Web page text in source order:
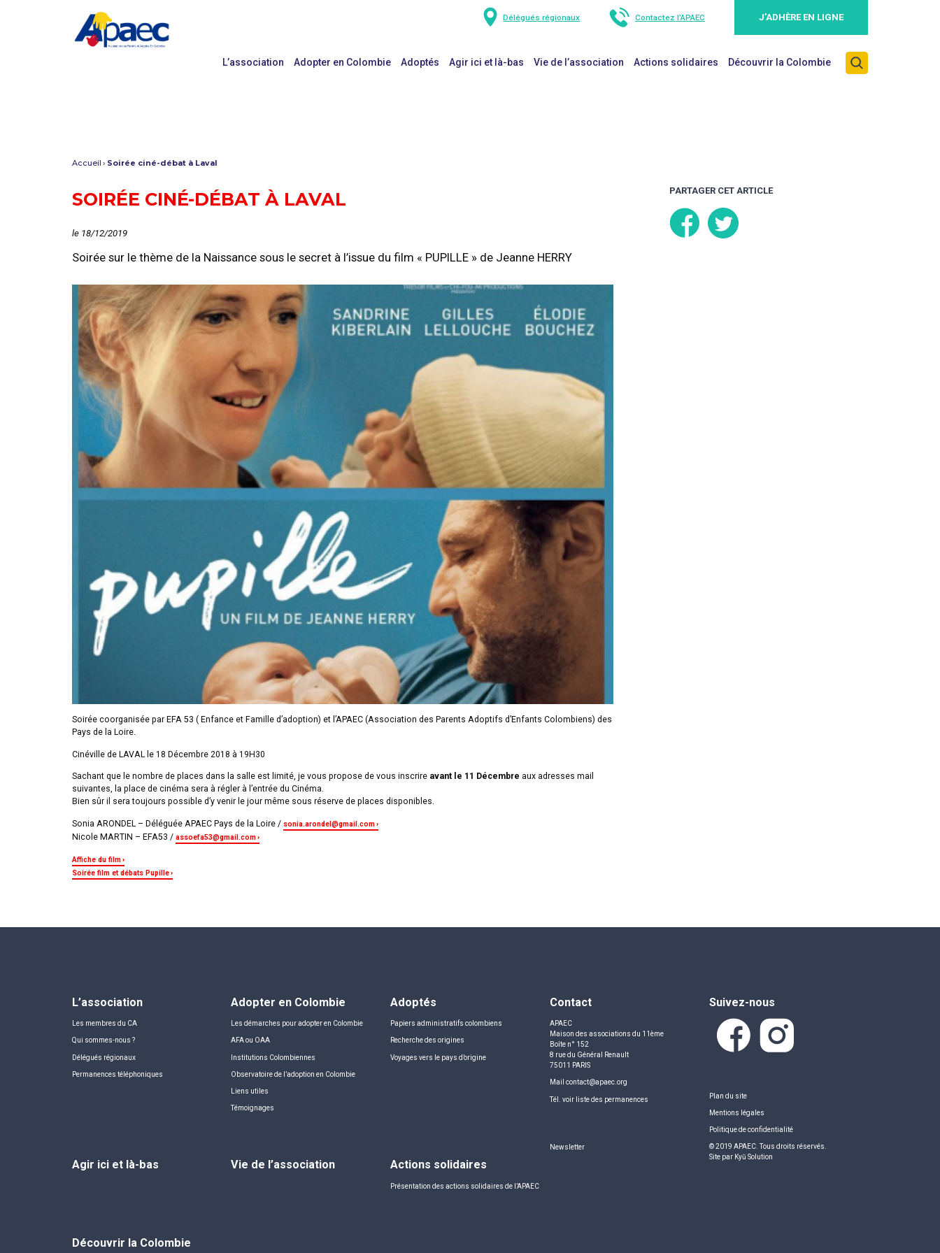
Délégués régionaux Contactez l’APAEC J’ADHÈRE EN LIGNE
L’association Adopter en Colombie Adoptés Agir ici et là-bas Vie de l’association Actions solidaires Découvrir la Colombie
Accueil Soirée ciné-débat à Laval
SOIRÉE CINÉ-DÉBAT À LAVAL
le 18/12/2019
Soirée sur le thème de la Naissance sous le secret à l’issue du film « PUPILLE » de Jeanne HERRY
Soirée coorganisée par EFA 53 ( Enfance et Famille d’adoption) et l’APAEC (Association des Parents Adoptifs d’Enfants Colombiens) des
Pays de la Loire.
Cinéville de LAVAL le 18 Décembre 2018 à 19H30
Sachant que le nombre de places dans la salle est limité, je vous propose de vous inscrireavant le 11 Décembre aux adresses mail
suivantes, la place de cinéma sera à régler à l’entrée du Cinéma.
Bien sûr il sera toujours possible d’y venir le jour même sous réserve de places disponibles.
Sonia ARONDEL – Déléguée APAEC Pays de la Loire / sonia.arondel@gmail.com
Nicole MARTIN – EFA53 / assoefa53@gmail.com
Affiche du film
Soirée film et débats Pupille
PARTAGER CET ARTICLE
L’association
Les membres du CA
Qui sommes-nous ?
Délégués régionaux
Permanences téléphoniques
Adopter en Colombie
Les démarches pour adopter en Colombie
AFA ou OAA
Institutions Colombiennes
Observatoire de l’adoption en Colombie
Liens utiles
Témoignages
Adoptés
Papiers administratifs colombiens
Recherche des origines
Voyages vers le pays d’origine
Agir ici et là-bas Vie de l’association Actions solidaires
Présentation des actions solidaires de l’APAEC
Découvrir la Colombie
Contact
APAEC
Maison des associations du 11ème
Boîte n° 152
8 rue du Général Renault
75011 PARIS
Mail contact@apaec.org
Tél. voir liste des permanences
Newsletter
Suivez-nous
Plan du site
Mentions légales
Politique de confidentialité
© 2019 APAEC. Tous droits réservés.
Site par Kyū Solution